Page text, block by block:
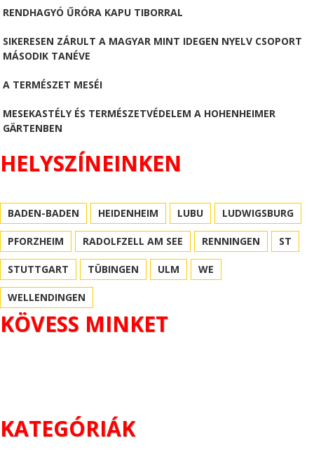
RENDHAGYÓ ŰRÓRA KAPU TIBORRAL
SIKERESEN ZÁRULT A MAGYAR MINT IDEGEN NYELV CSOPORT
MÁSODIK TANÉVE
A TERMÉSZET MESÉI
MESEKASTÉLY ÉS TERMÉSZETVÉDELEM A HOHENHEIMER
GÄRTENBEN
HELYSZÍNEINKEN
BADEN-BADEN HEIDENHEIM LUBU LUDWIGSBURG
PFORZHEIM RADOLFZELL AM SEE RENNINGEN ST
STUTTGART TÜBINGEN ULM WE
WELLENDINGEN
KÖVESS MINKET
KATEGÓRIÁK